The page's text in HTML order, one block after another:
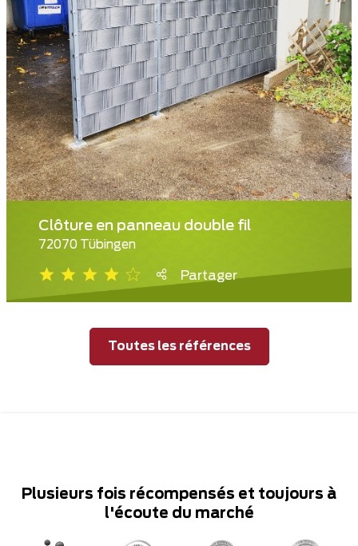
Clôture en panneau double fil
72070 Tübingen
Partager
Toutes les références
Plusieurs fois récompensés et toujours à
l'écoute du marché